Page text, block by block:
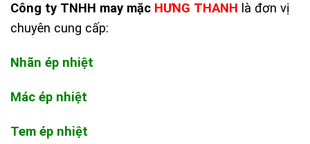
Công ty TNHH may mặc HƯNG THANH là đơn vị
chuyên cung cấp:
Nhãn ép nhiệt
Mác ép nhiệt
Tem ép nhiệt